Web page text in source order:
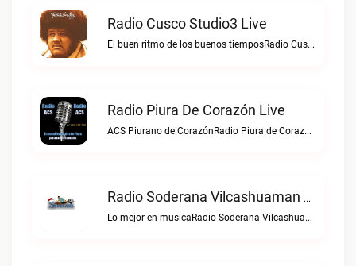
Radio Cusco Studio3 Live
El buen ritmo de los buenos tiemposRadio Cusco Studio3 live
Radio Piura De Corazón Live
ACS Piurano de CorazónRadio Piura de Corazón live
Radio Soderana Vilcashuaman Live
Lo mejor en musicaRadio Soderana Vilcashuaman live